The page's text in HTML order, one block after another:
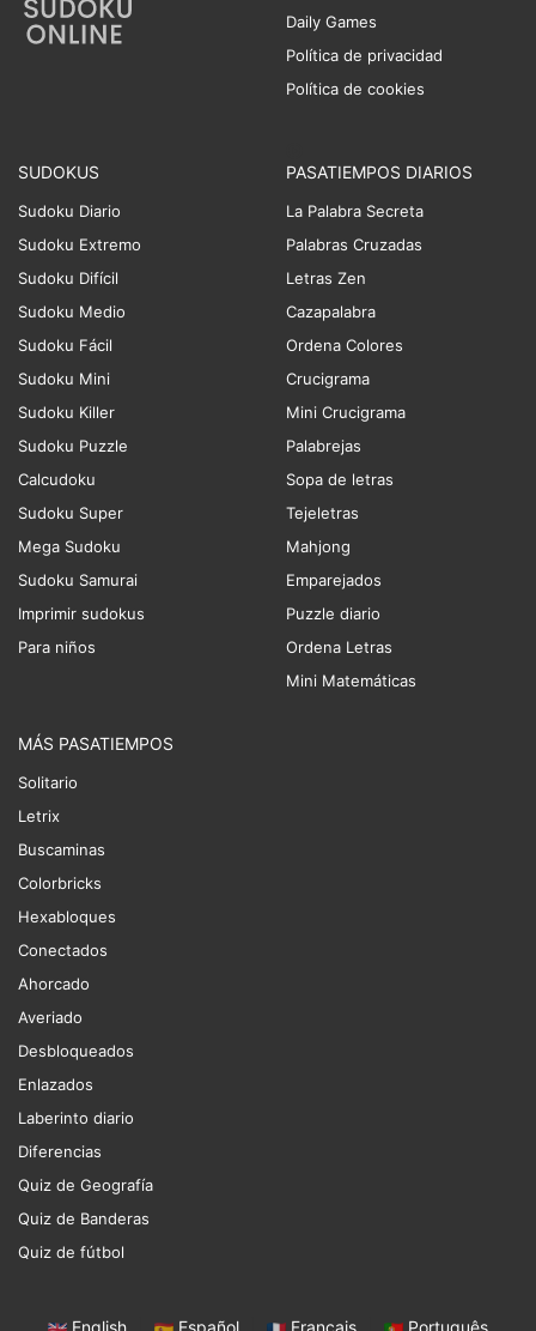
Daily Games
Política de privacidad
Política de cookies
SUDOKUS
Sudoku Diario
Sudoku Extremo
Sudoku Difícil
Sudoku Medio
Sudoku Fácil
Sudoku Mini
Sudoku Killer
Sudoku Puzzle
Calcudoku
Sudoku Super
Mega Sudoku
Sudoku Samurai
Imprimir sudokus
Para niños
PASATIEMPOS DIARIOS
La Palabra Secreta
Palabras Cruzadas
Letras Zen
Cazapalabra
Ordena Colores
Crucigrama
Mini Crucigrama
Palabrejas
Sopa de letras
Tejeletras
Mahjong
Emparejados
Puzzle diario
Ordena Letras
Mini Matemáticas
MÁS PASATIEMPOS
Solitario
Letrix
Buscaminas
Colorbricks
Hexabloques
Conectados
Ahorcado
Averiado
Desbloqueados
Enlazados
Laberinto diario
Diferencias
Quiz de Geografía
Quiz de Banderas
Quiz de fútbol